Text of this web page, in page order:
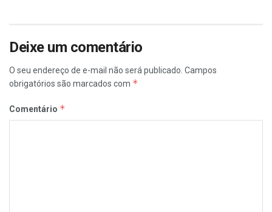
Deixe um comentário
O seu endereço de e-mail não será publicado. Campos
obrigatórios são marcados com *
Comentário *